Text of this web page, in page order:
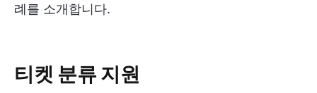
례를 소개합니다.
티켓 분류 지원